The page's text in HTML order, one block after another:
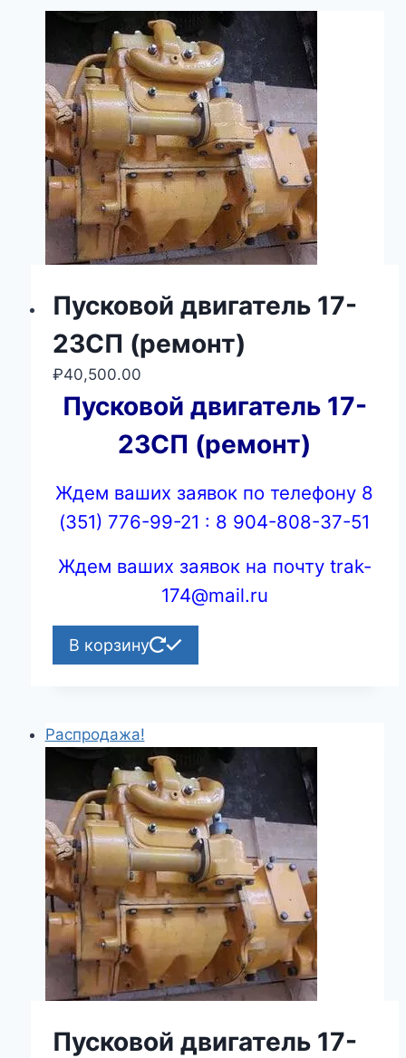
Пусковой двигатель 17-
23СП (ремонт)
₽40,500.00
Пусковой двигатель 17-
23СП (ремонт)
Ждем ваших заявок по телефону 8
(351) 776-99-21 : 8 904-808-37-51
Ждем ваших заявок на почту trak-
174@mail.ru
В корзину
Распродажа!
Пусковой двигатель 17-